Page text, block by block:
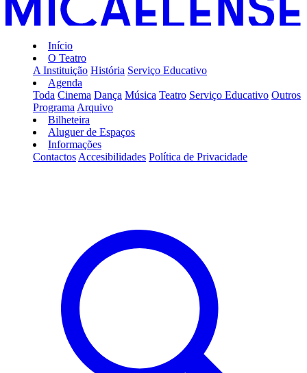
Início
O Teatro
A Instituição História Serviço Educativo
Agenda
Toda Cinema Dança Música Teatro Serviço Educativo Outros
Programa Arquivo
Bilheteira
Aluguer de Espaços
Informações
Contactos Accesibilidades Política de Privacidade